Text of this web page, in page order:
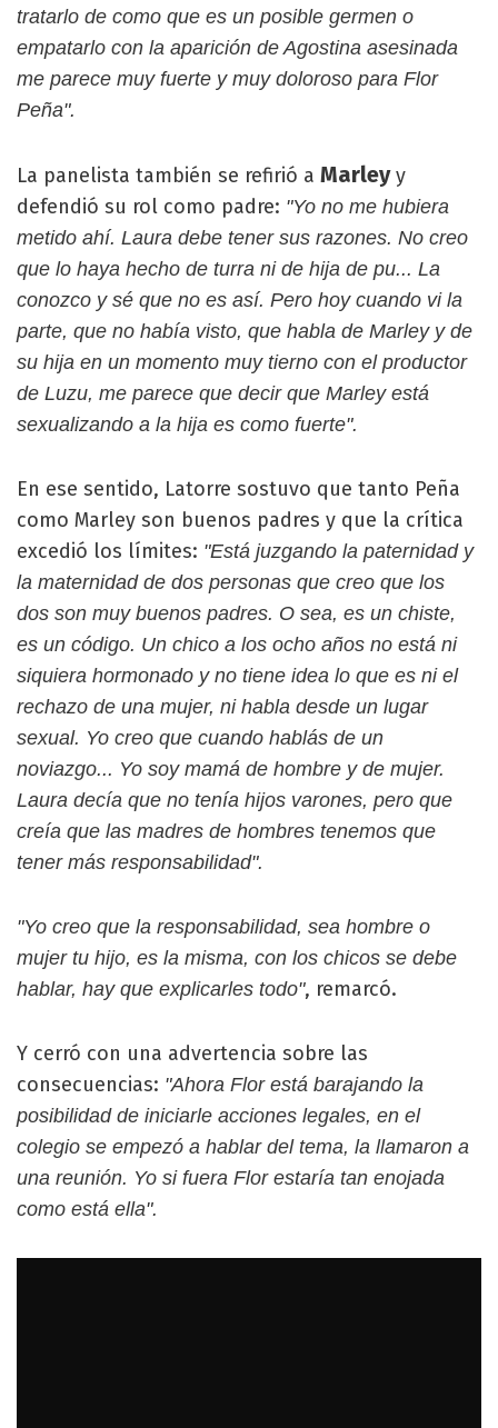
tratarlo de como que es un posible germen o
empatarlo con la aparición de Agostina asesinada
me parece muy fuerte y muy doloroso para Flor
Peña".
La panelista también se refirió a Marleyy
defendió su rol como padre: "Yo no me hubiera
metido ahí. Laura debe tener sus razones. No creo
que lo haya hecho de turra ni de hija de pu... La
conozco y sé que no es así. Pero hoy cuando vi la
parte, que no había visto, que habla de Marley y de
su hija en un momento muy tierno con el productor
de Luzu, me parece que decir que Marley está
sexualizando a la hija es como fuerte".
En ese sentido, Latorre sostuvo que tanto Peña
como Marley son buenos padres y que la crítica
excedió los límites: "Está juzgando la paternidad y
la maternidad de dos personas que creo que los
dos son muy buenos padres. O sea, es un chiste,
es un código. Un chico a los ocho años no está ni
siquiera hormonado y no tiene idea lo que es ni el
rechazo de una mujer, ni habla desde un lugar
sexual. Yo creo que cuando hablás de un
noviazgo... Yo soy mamá de hombre y de mujer.
Laura decía que no tenía hijos varones, pero que
creía que las madres de hombres tenemos que
tener más responsabilidad".
"Yo creo que la responsabilidad, sea hombre o
mujer tu hijo, es la misma, con los chicos se debe
hablar, hay que explicarles todo", remarcó.
Y cerró con una advertencia sobre las
consecuencias: "Ahora Flor está barajando la
posibilidad de iniciarle acciones legales, en el
colegio se empezó a hablar del tema, la llamaron a
una reunión. Yo si fuera Flor estaría tan enojada
como está ella".